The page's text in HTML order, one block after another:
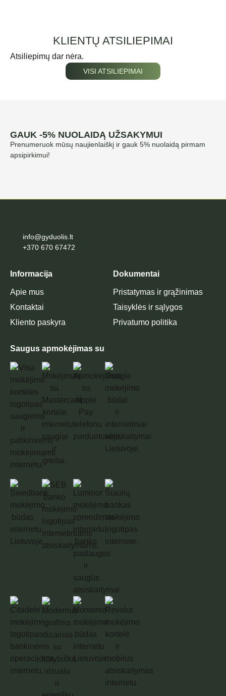
KLIENTŲ ATSILIEPIMAI
Atsiliepimų dar nėra.
VISI ATSILIEPIMAI
GAUK -5% NUOLAIDĄ UŽSAKYMUI
Prenumeruok mūsų naujienlaiškį ir gauk 5% nuolaidą pirmam
apsipirkimui!
info@gyduolis.lt
+370 670 67472
Informacija
Apie mus
Kontaktai
Kliento paskyra
Dokumentai
Pristatymas ir grąžinimas
Taisyklės ir sąlygos
Privatumo politika
Saugus apmokėjimas su